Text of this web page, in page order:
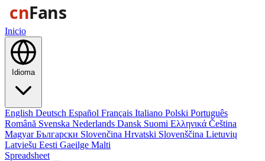
Inicio
Idioma
English Deutsch Español Français Italiano Polski Português
Română Svenska Nederlands Dansk Suomi Ελληνικά Čeština
MagyarБългарски Slovenčina Hrvatski Slovenščina Lietuvių
Latviešu Eesti Gaeilge Malti
Spreadsheet